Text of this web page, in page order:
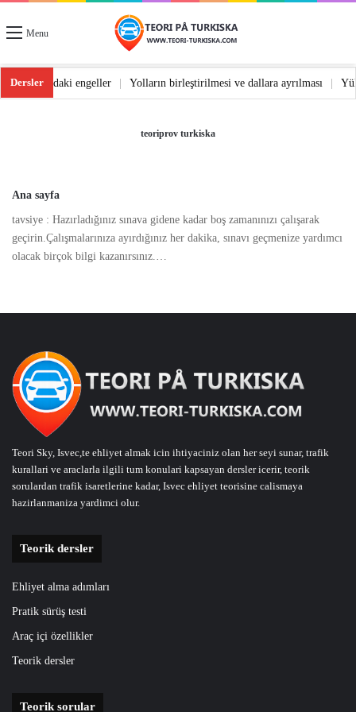
Menu
Dersler
| Yoldaki engeller Yolların birleştirilmesi ve dallara ayrılması
teoriprov turkiska
Ana sayfa
tavsiye : Hazırladığınız sınava gidene kadar boş zamanınızı çalışarak
geçirin.Çalışmalarınıza ayırdığınız her dakika, sınavı geçmenize yardımcı
olacak birçok bilgi kazanırsınız.…
Teori Sky, Isvec,te ehliyet almak icin ihtiyaciniz olan her seyi sunar, trafik
kurallari ve araclarla ilgili tum konulari kapsayan dersler icerir, teorik
sorulardan trafik isaretlerine kadar, Isvec ehliyet teorisine calismaya
hazirlanmaniza yardimci olur.
Teorik dersler
Ehliyet alma adımları
Pratik sürüş testi
Araç içi özellikler
Teorik dersler
Teorik sorular